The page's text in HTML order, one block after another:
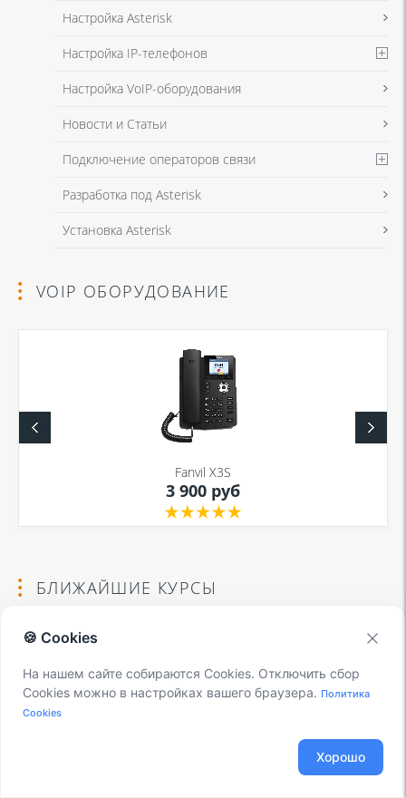
Настройка Asterisk
Настройка IP-телефонов
Настройка VoIP-оборудования
Новости и Статьи
Подключение операторов связи
Разработка под Asterisk
Установка Asterisk
VOIP ОБОРУДОВАНИЕ
Fanvil X3S
3 900 руб
БЛИЖАЙШИЕ КУРСЫ
последняя
неделя
каждого месяца
🍪 Cookies
На нашем сайте собираются Cookies. Отключить сбор
Cookies можно в настройках вашего браузера. Политика
Cookies
Хорошо